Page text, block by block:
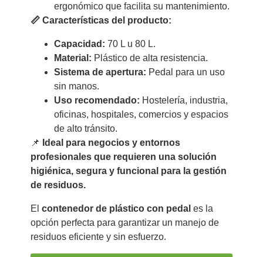
ergonómico que facilita su mantenimiento.
📏 Características del producto:
Capacidad: 70 L u 80 L.
Material: Plástico de alta resistencia.
Sistema de apertura: Pedal para un uso
sin manos.
Uso recomendado: Hostelería, industria,
oficinas, hospitales, comercios y espacios
de alto tránsito.
📌 Ideal para negocios y entornos
profesionales que requieren una solución
higiénica, segura y funcional para la gestión
de residuos.
El contenedor de plástico con pedal es la
opción perfecta para garantizar un manejo de
residuos eficiente y sin esfuerzo.